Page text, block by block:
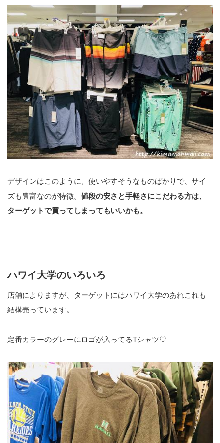
デザインはこのように、使いやすそうなものばかりで、サイ
ズも豊富なのが特徴。 値段の安さと手軽さにこだわる方は、
ターゲットで買ってしまってもいいかも。
ハワイ大学のいろいろ
店舗によりますが、ターゲットにはハワイ大学のあれこれも
結構売っています。
定番カラーのグレーにロゴが入ってるTシャツ♡